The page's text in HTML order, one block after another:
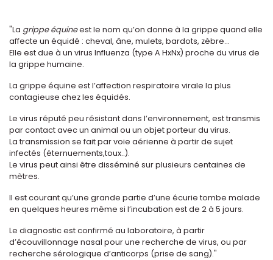
"La grippe équineest le nom qu’on donne à la grippe quand elle
affecte un équidé : cheval, âne, mulets, bardots, zèbre...
Elle est due à un virus Influenza (type A HxNx) proche du virus de
la grippe humaine.
La grippe équine est l’affection respiratoire virale la plus
contagieuse chez les équidés.
Le virus réputé peu résistant dans l’environnement, est transmis
par contact avec un animal ou un objet porteur du virus.
La transmission se fait par voie aérienne à partir de sujet
infectés (éternuements,toux..).
Le virus peut ainsi être disséminé sur plusieurs centaines de
mètres.
Il est courant qu’une grande partie d’une écurie tombe malade
en quelques heures même si l’incubation est de 2 à 5 jours.
Le diagnostic est confirmé au laboratoire, à partir
d’écouvillonnage nasal pour une recherche de virus, ou par
recherche sérologique d’anticorps (prise de sang)."